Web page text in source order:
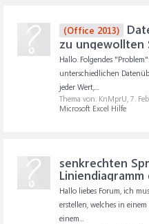
(Office 2013)
zu ungewollten
Hallo. Folgendes
unterschiedlichen
jeder Wert,...
Thema von: KnMprU, 7.
Microsoft Excel Hilfe
senkrechten
Hallo liebes Forum, ich
erstellen, welches in
einem...